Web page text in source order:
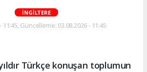
İNGİLTERE
11:45, Güncelleme: 03.08.2026 - 11:45
Türkçe konuşan toplumun